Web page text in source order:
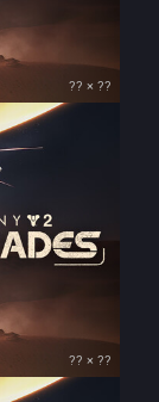
?? × ??
?? × ??